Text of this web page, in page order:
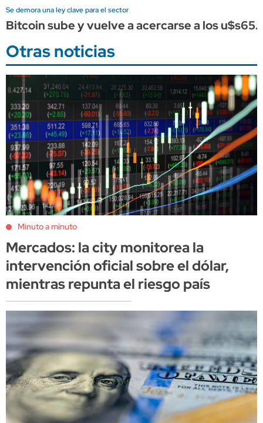
Se demora una ley clave para el sector
Bitcoin sube y vuelve a acercarse a los
Otras noticias
Minuto a minuto
Mercados: la city monitorea la
intervención oficial sobre el dólar,
mientras repunta el riesgo país